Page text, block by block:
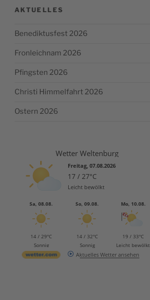
AKTUELLES
Benediktusfest 2026
Fronleichnam 2026
Pfingsten 2026
Christi Himmelfahrt 2026
Ostern 2026
Wetter Weltenburg
Freitag, 07.08.2026
17 / 27°C
Leicht bewölkt
Sa, 08.08.
14 / 29°C
Sonnig
So, 09.08.
14 / 32°C
Sonnig
Mo, 10.08.
19 / 33°C
Leicht bewölkt
Aktuelles Wetter ansehen